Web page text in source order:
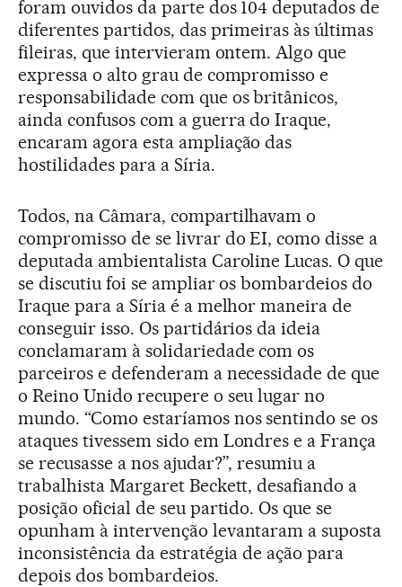
foram ouvidos da parte dos 104 deputados de
diferentes partidos, das primeiras às últimas
fileiras, que intervieram ontem. Algo que
expressa o alto grau de compromisso e
responsabilidade com que os britânicos,
ainda confusos com a guerra do Iraque,
encaram agora esta ampliação das
hostilidades para a Síria.
Todos, na Câmara, compartilhavam o
compromisso de se livrar do EI, como disse a
deputada ambientalista Caroline Lucas. O que
se discutiu foi se ampliar os bombardeios do
Iraque para a Síria é a melhor maneira de
conseguir isso. Os partidários da ideia
conclamaram à solidariedade com os
parceiros e defenderam a necessidade de que
o Reino Unido recupere o seu lugar no
mundo. “Como estaríamos nos sentindo se os
ataques tivessem sido em Londres e a França
se recusasse a nos ajudar?”, resumiu a
trabalhista Margaret Beckett, desafiando a
posição oficial de seu partido. Os que se
opunham à intervenção levantaram a suposta
inconsistência da estratégia de ação para
depois dos bombardeios.